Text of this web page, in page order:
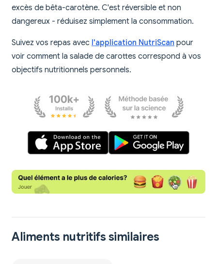
excès de bêta-carotène. C'est réversible et non
dangereux - réduisez simplement la consommation.
Suivez vos repas avec l'application NutriScan pour
voir comment la salade de carottes correspond à vos
objectifs nutritionnels personnels.
Aliments nutritifs similaires